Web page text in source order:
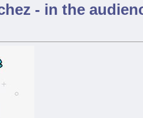
- in the